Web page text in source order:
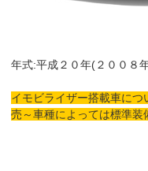
年式:平成２０年(２００８
イモビライザー搭載車に
売～車種によっては標準装